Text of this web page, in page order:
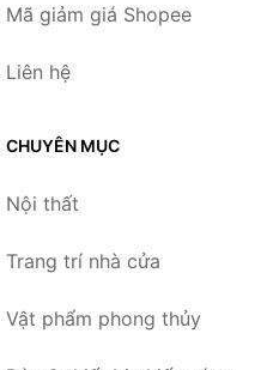
Mã giảm giá Shopee
Liên hệ
CHUYÊN MỤC
Nội thất
Trang trí nhà cửa
Vật phẩm phong thủy